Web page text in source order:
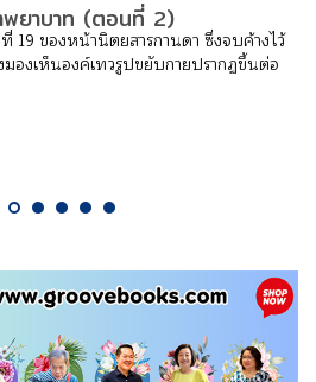
พงศกร กับรางวัลแห่งปี เมื่อปลายป
มนุษย์กับธรรมชาติ
ถือว่าเป็นปีพิเศษมากๆ ที่ปีนี้ คุณหมอโอ๊ต–น